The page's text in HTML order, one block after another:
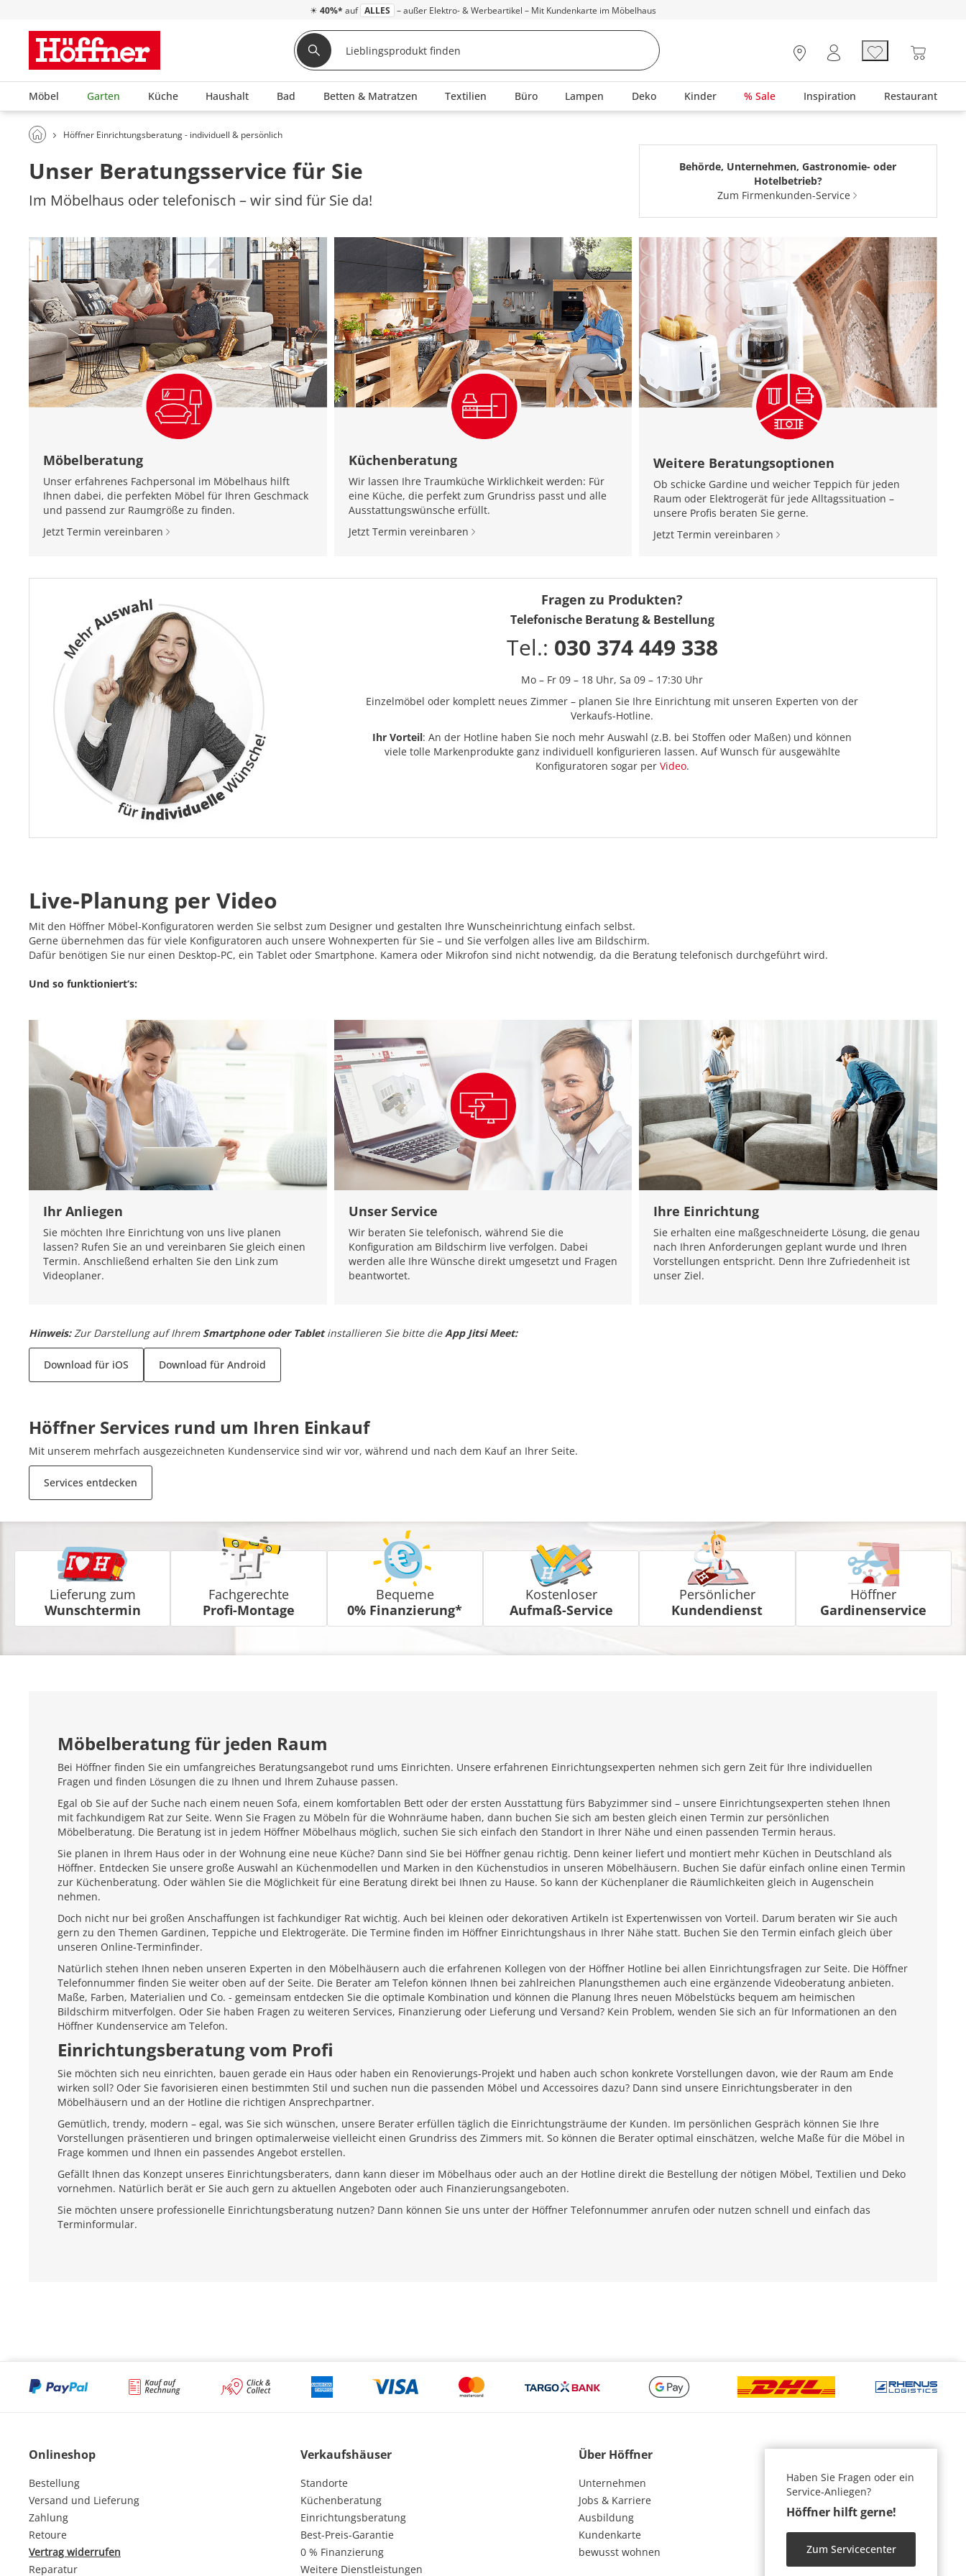
☀ 40%* auf ALLES – außer Elektro- & Werbeartikel – Mit Kundenkarte im Möbelhaus
Möbel Garten Küche Haushalt Bad Betten & Matratzen Textilien Büro Lampen Deko Kinder % Sale Inspiration Restaurant
Höffner Einrichtungsberatung - individuell & persönlich
Unser Beratungsservice für Sie
Im Möbelhaus oder telefonisch – wir sind für Sie da!
Behörde, Unternehmen, Gastronomie- oder
Hotelbetrieb?
Zum Firmenkunden-Service
Möbelberatung
Unser erfahrenes Fachpersonal im Möbelhaus hilft
Ihnen dabei, die perfekten Möbel für Ihren Geschmack
und passend zur Raumgröße zu finden.
Jetzt Termin vereinbaren
Küchenberatung
Wir lassen Ihre Traumküche Wirklichkeit werden: Für
eine Küche, die perfekt zum Grundriss passt und alle
Ausstattungswünsche erfüllt.
Jetzt Termin vereinbaren
Weitere Beratungsoptionen
Ob schicke Gardine und weicher Teppich für jeden
Raum oder Elektrogerät für jede Alltagssituation –
unsere Profis beraten Sie gerne.
Jetzt Termin vereinbaren
Fragen zu Produkten?
Telefonische Beratung & Bestellung
Tel.: 030 374 449 338
Mo – Fr 09 – 18 Uhr,Sa 09 – 17:30 Uhr
Einzelmöbel oder komplett neues Zimmer – planen Sie Ihre Einrichtung mit unseren Experten von der
Verkaufs-Hotline.
Ihr Vorteil: An der Hotline haben Sie noch mehr Auswahl (z.B. bei Stoffen oder Maßen) und können
viele tolle Markenprodukte ganz individuell konfigurieren lassen. Auf Wunsch für ausgewählte
Konfiguratoren sogar per Video.
Live-Planung per Video
Mit den Höffner Möbel-Konfiguratoren werden Sie selbst zum Designer und gestalten Ihre Wunscheinrichtung einfach selbst.
Gerne übernehmen das für viele Konfiguratoren auch unsere Wohnexperten für Sie – und Sie verfolgen alles live am Bildschirm.
Dafür benötigen Sie nur einen Desktop-PC, ein Tablet oder Smartphone. Kamera oder Mikrofon sind nicht notwendig, da die Beratung telefonisch durchgeführt wird.
Und so funktioniert‘s:
Ihr Anliegen
Sie möchten Ihre Einrichtung von uns live planen
lassen? Rufen Sie an und vereinbaren Sie gleich einen
Termin. Anschließend erhalten Sie den Link zum
Videoplaner.
Unser Service
Wir beraten Sie telefonisch, während Sie die
Konfiguration am Bildschirm live verfolgen. Dabei
werden alle Ihre Wünsche direkt umgesetzt und Fragen
beantwortet.
Ihre Einrichtung
Sie erhalten eine maßgeschneiderte Lösung, die genau
nach Ihren Anforderungen geplant wurde und Ihren
Vorstellungen entspricht. Denn Ihre Zufriedenheit ist
unser Ziel.
Hinweis: Zur Darstellung auf Ihrem Smartphone oder Tabletinstallieren Sie bitte dieApp Jitsi Meet:
Download für iOS Download für Android
Höffner Services rund um Ihren Einkauf
Mit unserem mehrfach ausgezeichneten Kundenservice sind wir vor, während und nach dem Kauf an Ihrer Seite.
Services entdecken
Lieferung zum
Wunschtermin
Fachgerechte
Profi-Montage
Bequeme
0% Finanzierung*
Kostenloser
Aufmaß-Service
Persönlicher
Kundendienst
Höffner
Gardinenservice
Möbelberatung für jeden Raum
Bei Höffner finden Sie ein umfangreiches Beratungsangebot rund ums Einrichten. Unsere erfahrenen Einrichtungsexperten nehmen sich gern Zeit für Ihre individuellen
Fragen und finden Lösungen die zu Ihnen und Ihrem Zuhause passen.
Egal ob Sie auf der Suche nach einem neuen Sofa, einem komfortablen Bett oder der ersten Ausstattung fürs Babyzimmer sind – unsere Einrichtungsexperten stehen Ihnen
mit fachkundigem Rat zur Seite. Wenn Sie Fragen zu Möbeln für die Wohnräume haben, dann buchen Sie sich am besten gleich einen Termin zur persönlichen
Möbelberatung. Die Beratung ist in jedem Höffner Möbelhaus möglich, suchen Sie sich einfach den Standort in Ihrer Nähe und einen passenden Termin heraus.
Sie planen in Ihrem Haus oder in der Wohnung eine neue Küche? Dann sind Sie bei Höffner genau richtig. Denn keiner liefert und montiert mehr Küchen in Deutschland als
Höffner. Entdecken Sie unsere große Auswahl an Küchenmodellen und Marken in den Küchenstudios in unseren Möbelhäusern. Buchen Sie dafür einfach online einen Termin
zur Küchenberatung. Oder wählen Sie die Möglichkeit für eine Beratung direkt bei Ihnen zu Hause. So kann der Küchenplaner die Räumlichkeiten gleich in Augenschein
nehmen.
Doch nicht nur bei großen Anschaffungen ist fachkundiger Rat wichtig. Auch bei kleinen oder dekorativen Artikeln ist Expertenwissen von Vorteil. Darum beraten wir Sie auch
gern zu den Themen Gardinen, Teppiche und Elektrogeräte. Die Termine finden im Höffner Einrichtungshaus in Ihrer Nähe statt. Buchen Sie den Termin einfach gleich über
unseren Online-Terminfinder.
Natürlich stehen Ihnen neben unseren Experten in den Möbelhäusern auch die erfahrenen Kollegen von der Höffner Hotline bei allen Einrichtungsfragen zur Seite. Die Höffner
Telefonnummer finden Sie weiter oben auf der Seite. Die Berater am Telefon können Ihnen bei zahlreichen Planungsthemen auch eine ergänzende Videoberatung anbieten.
Maße, Farben, Materialien und Co. - gemeinsam entdecken Sie die optimale Kombination und können die Planung Ihres neuen Möbelstücks bequem am heimischen
Bildschirm mitverfolgen. Oder Sie haben Fragen zu weiteren Services, Finanzierung oder Lieferung und Versand? Kein Problem, wenden Sie sich an für Informationen an den
Höffner Kundenservice am Telefon.
Einrichtungsberatung vom Profi
Sie möchten sich neu einrichten, bauen gerade ein Haus oder haben ein Renovierungs-Projekt und haben auch schon konkrete Vorstellungen davon, wie der Raum am Ende
wirken soll? Oder Sie favorisieren einen bestimmten Stil und suchen nun die passenden Möbel und Accessoires dazu? Dann sind unsere Einrichtungsberater in den
Möbelhäusern und an der Hotline die richtigen Ansprechpartner.
Gemütlich, trendy, modern – egal, was Sie sich wünschen, unsere Berater erfüllen täglich die Einrichtungsträume der Kunden. Im persönlichen Gespräch können Sie Ihre
Vorstellungen präsentieren und bringen optimalerweise vielleicht einen Grundriss des Zimmers mit. So können die Berater optimal einschätzen, welche Maße für die Möbel in
Frage kommen und Ihnen ein passendes Angebot erstellen.
Gefällt Ihnen das Konzept unseres Einrichtungsberaters, dann kann dieser im Möbelhaus oder auch an der Hotline direkt die Bestellung der nötigen Möbel, Textilien und Deko
vornehmen. Natürlich berät er Sie auch gern zu aktuellen Angeboten oder auch Finanzierungsangeboten.
Sie möchten unsere professionelle Einrichtungsberatung nutzen? Dann können Sie uns unter der Höffner Telefonnummer anrufen oder nutzen schnell und einfach das
Terminformular.
Onlineshop
Bestellung
Versand und Lieferung
Zahlung
Retoure
Vertrag widerrufen
Reparatur
Verkaufshäuser
Standorte
Küchenberatung
Einrichtungsberatung
Best-Preis-Garantie
0 % Finanzierung
Weitere Dienstleistungen
Über Höffner
Unternehmen
Jobs & Karriere
Ausbildung
Kundenkarte
bewusst wohnen
Haben Sie Fragen oder ein
Service-Anliegen?
Höffner hilft gerne!
Zum Servicecenter